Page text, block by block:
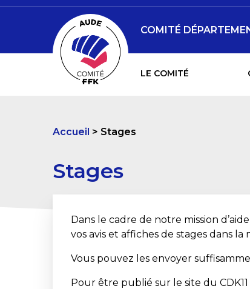
LE COMITÉ
COMITÉ
Accueil Stages
Stages
Dans le cadre de notre mission
vos avis et affiches de stages dans
Vous pouvez les envoyer
Pour être publié sur le site du